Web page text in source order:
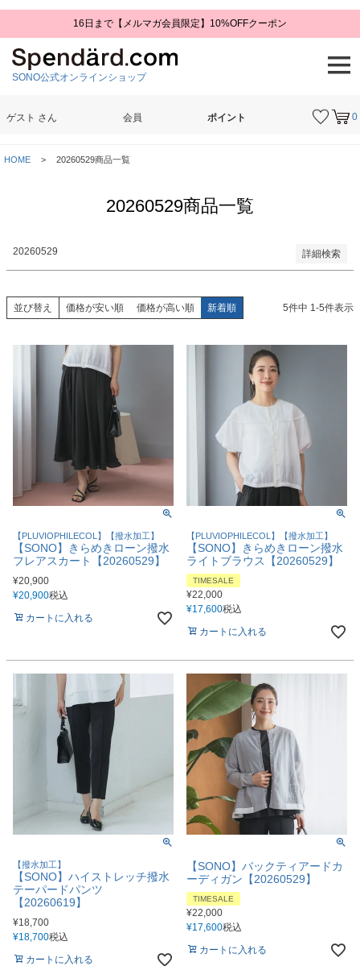
16日まで【メルマガ会員限定】10%OFFクーポン
SONO公式オンラインショップ
0
ゲスト さん 会員 ポイント
HOME 20260529商品一覧
20260529商品一覧
20260529 詳細検索
予約商品のみを表示
並び順
優先度順
検索
並び替え 価格が安い順 価格が高い順 新着順 5件中 1-5件表示
【PLUVIOPHILECOL】【撥水加工】
【SONO】きらめきローン撥水
フレアスカート【20260529】
¥20,900
¥20,900税込
カートに入れる
【PLUVIOPHILECOL】【撥水加工】
【SONO】きらめきローン撥水
ライトブラウス【20260529】
TIMESALE
¥22,000
¥17,600税込
カートに入れる
【撥水加工】
【SONO】ハイストレッチ撥水
テーパードパンツ
【20260619】
¥18,700
¥18,700税込
カートに入れる
【SONO】バックティアードカ
ーディガン【20260529】
TIMESALE
¥22,000
¥17,600税込
カートに入れる